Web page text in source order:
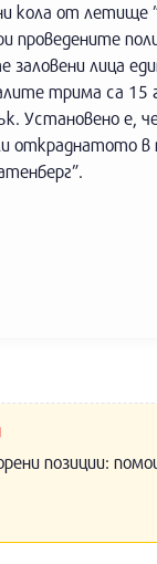
кола от летище
проведените
лица
трима са 15
Установено е,
откраднатото в
позиции: